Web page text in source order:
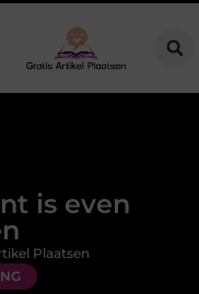
van een dierenarts in
is even
Plaatsen